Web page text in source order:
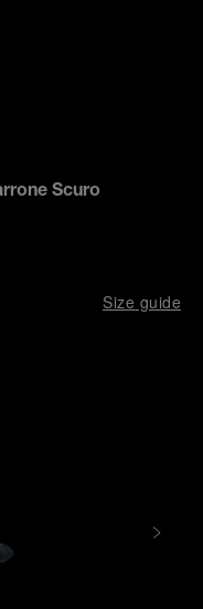
Scuro
Size guide